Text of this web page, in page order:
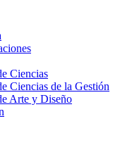
Ciencias
Ciencias de la Gestión
Arte y Diseño